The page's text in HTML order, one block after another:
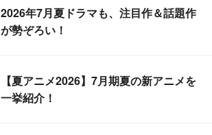
2026年7月夏ドラマも、注目作＆話題作
が勢ぞろい！
【夏アニメ2026】7月期夏の新アニメを
一挙紹介！